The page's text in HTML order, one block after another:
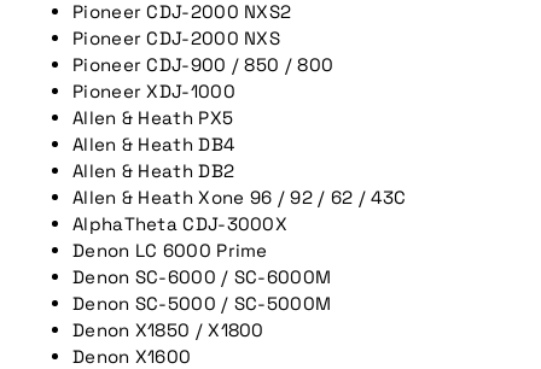
Pioneer CDJ-2000 NXS2
Pioneer CDJ-2000 NXS
Pioneer CDJ-900 / 850 / 800
Pioneer XDJ-1000
Allen & Heath PX5
Allen & Heath DB4
Allen & Heath DB2
Allen & Heath Xone 96 / 92 / 62 / 43C
AlphaTheta CDJ-3000X
Denon LC 6000 Prime
Denon SC-6000 / SC-6000M
Denon SC-5000 / SC-5000M
Denon X1850 / X1800
Denon X1600